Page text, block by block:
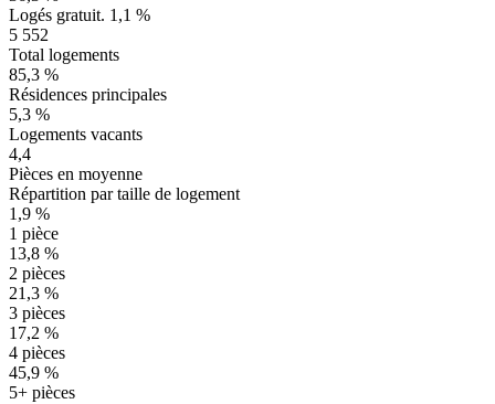
Logés gratuit. 1,1 %
5 552
Total logements
85,3 %
Résidences principales
5,3 %
Logements vacants
4,4
Pièces en moyenne
Répartition par taille de logement
1,9 %
1 pièce
13,8 %
2 pièces
21,3 %
3 pièces
17,2 %
4 pièces
45,9 %
5+ pièces